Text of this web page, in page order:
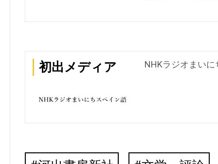
初出メディア NHKラジオまい